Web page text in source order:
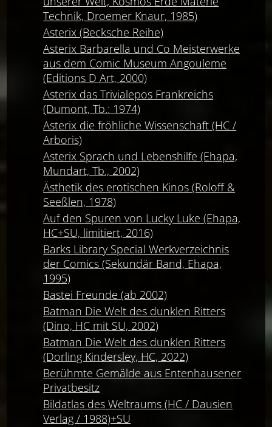
Technik, Droemer Knaur, 1985)
Asterix (Becksche Reihe)
Asterix Barbarella und Co Meisterwerke
aus dem Comic Museum Angouleme
(Editions D Art, 2000)
Asterix das Trivialepos Frankreichs
(Dumont, Tb.: 1974)
Asterix die fröhliche Wissenschaft (HC /
Arboris)
Asterix Sprach und Lebenshilfe (Ehapa,
Mundart, Tb., 2002)
Ästhetik des erotischen Kinos (Roloff &
Seeßlen, 1978)
Auf den Spuren von Lucky Luke (Ehapa,
HC+SU, limitiert, 2016)
Barks Library Special Werkverzeichnis
der Comics (Sekundär Band, Ehapa,
1995)
Bastei Freunde (ab 2002)
Batman Die Welt des dunklen Ritters
(Dino, HC mit SU, 2002)
Batman Die Welt des dunklen Ritters
(Dorling Kindersley, HC, 2022)
Berühmte Gemälde aus Entenhausener
Privatbesitz
Bildatlas des Weltraums (HC / Dausien
Verlag / 1988)+SU